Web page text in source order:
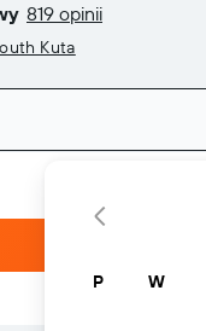
819 opinii
Kuta
P W